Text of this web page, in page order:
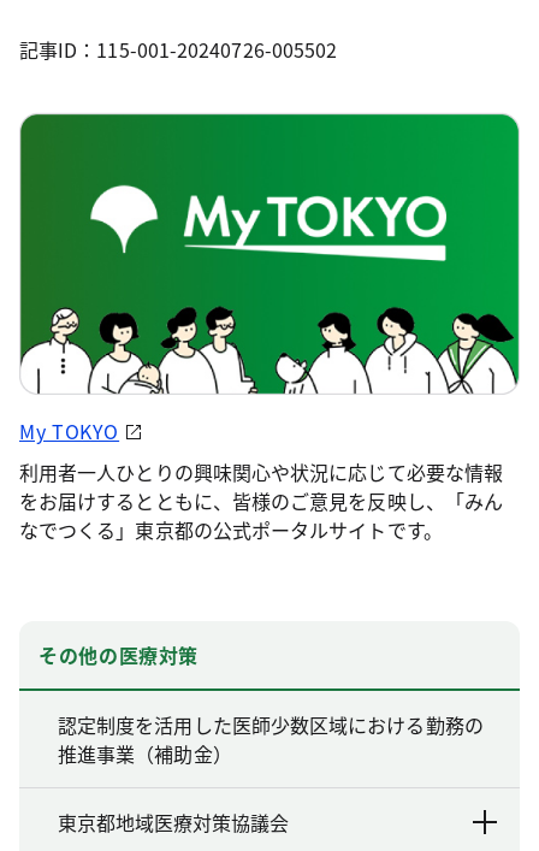
記事ID：115-001-20240726-005502
My TOKYO
利用者一人ひとりの興味関心や状況に応じて必要な情報
をお届けするとともに、皆様のご意見を反映し、「みん
なでつくる」東京都の公式ポータルサイトです。
その他の医療対策
認定制度を活用した医師少数区域における勤務の
推進事業（補助金）
東京都地域医療対策協議会